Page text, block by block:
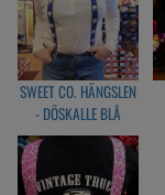
SWEET CO. HÄNGSLEN
- DÖSKALLE BLÅ